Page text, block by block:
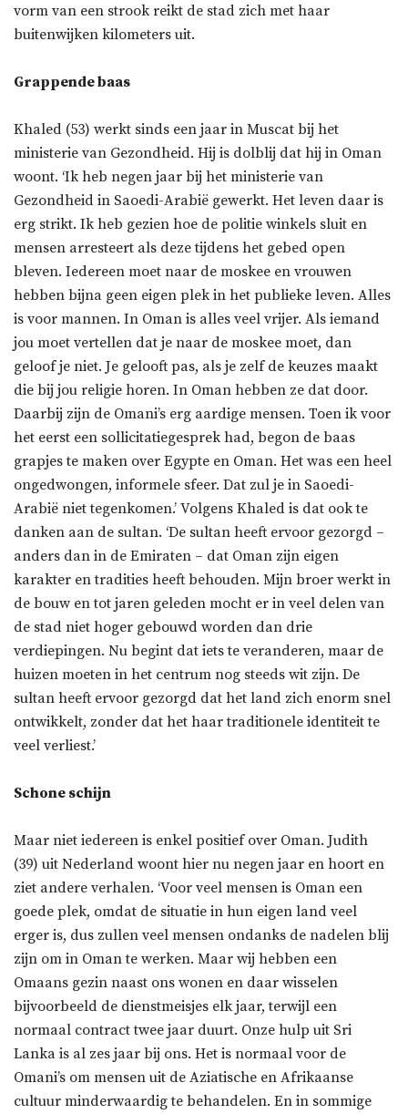
vorm van een strook reikt de stad zich met haar
buitenwijken kilometers uit.
Grappende baas
Khaled (53) werkt sinds een jaar in Muscat bij het
ministerie van Gezondheid. Hij is dolblij dat hij in Oman
woont. ‘Ik heb negen jaar bij het ministerie van
Gezondheid in Saoedi-Arabië gewerkt. Het leven daar is
erg strikt. Ik heb gezien hoe de politie winkels sluit en
mensen arresteert als deze tijdens het gebed open
bleven. Iedereen moet naar de moskee en vrouwen
hebben bijna geen eigen plek in het publieke leven. Alles
is voor mannen. In Oman is alles veel vrijer. Als iemand
jou moet vertellen dat je naar de moskee moet, dan
geloof je niet. Je gelooft pas, als je zelf de keuzes maakt
die bij jou religie horen. In Oman hebben ze dat door.
Daarbij zijn de Omani’s erg aardige mensen. Toen ik voor
het eerst een sollicitatiegesprek had, begon de baas
grapjes te maken over Egypte en Oman. Het was een heel
ongedwongen, informele sfeer. Dat zul je in Saoedi-
Arabië niet tegenkomen.’ Volgens Khaled is dat ook te
danken aan de sultan. ‘De sultan heeft ervoor gezorgd –
anders dan in de Emiraten – dat Oman zijn eigen
karakter en tradities heeft behouden. Mijn broer werkt in
de bouw en tot jaren geleden mocht er in veel delen van
de stad niet hoger gebouwd worden dan drie
verdiepingen. Nu begint dat iets te veranderen, maar de
huizen moeten in het centrum nog steeds wit zijn. De
sultan heeft ervoor gezorgd dat het land zich enorm snel
ontwikkelt, zonder dat het haar traditionele identiteit te
veel verliest.’
Schone schijn
Maar niet iedereen is enkel positief over Oman. Judith
(39) uit Nederland woont hier nu negen jaar en hoort en
ziet andere verhalen. ‘Voor veel mensen is Oman een
goede plek, omdat de situatie in hun eigen land veel
erger is, dus zullen veel mensen ondanks de nadelen blij
zijn om in Oman te werken. Maar wij hebben een
Omaans gezin naast ons wonen en daar wisselen
bijvoorbeeld de dienstmeisjes elk jaar, terwijl een
normaal contract twee jaar duurt. Onze hulp uit Sri
Lanka is al zes jaar bij ons. Het is normaal voor de
Omani’s om mensen uit de Aziatische en Afrikaanse
cultuur minderwaardig te behandelen. En in sommige